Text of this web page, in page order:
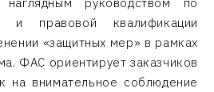
и правовой квалификации
«защитных мер» в рамках
ФАС ориентирует заказчиков
на внимательное соблюдение